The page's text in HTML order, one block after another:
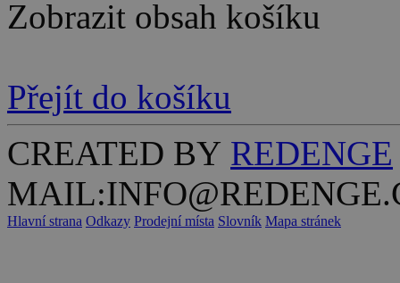
Zobrazit obsah košíku
Přejít do košíku
CREATED BY REDENGE
Hlavní strana Odkazy Prodejní místa Slovník Mapa stránek